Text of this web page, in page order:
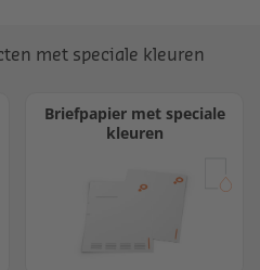
met speciale kleuren
Briefpapier met speciale
kleuren